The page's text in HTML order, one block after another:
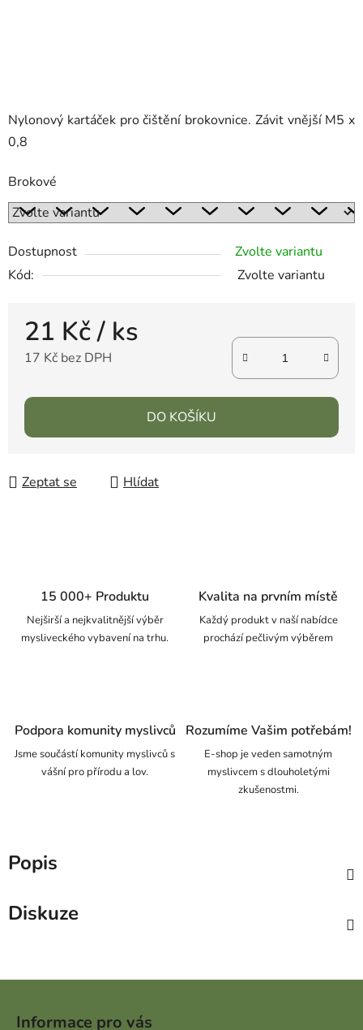
Nylonový kartáček pro čištění brokovnice. Závit vnější M5 x
0,8
Brokové
Dostupnost
Zvolte variantu
Kód:
Zvolte variantu
21 Kč/ ks
17 Kč bez DPH
DO KOŠÍKU
Zeptat se Hlídat
15 000+ Produktu
Nejširší a nejkvalitnější výběr
mysliveckého vybavení na trhu.
Kvalita na prvním místě
Každý produkt v naší nabídce
prochází pečlivým výběrem
Podpora komunity myslivců
Jsme součástí komunity myslivců s
vášní pro přírodu a lov.
Rozumíme Vašim potřebám!
E-shop je veden samotným
myslivcem s dlouholetými
zkušenostmi.
Popis
Diskuze
Informace pro vás